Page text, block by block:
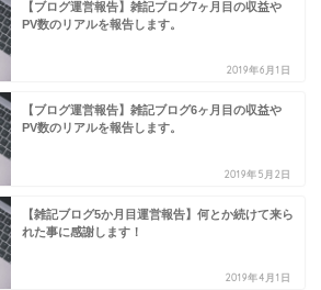
【ブログ運営報告】雑記ブログ7ヶ月目の収益や
PV数のリアルを報告します。
2019年6月1日
【ブログ運営報告】雑記ブログ6ヶ月目の収益や
PV数のリアルを報告します。
2019年5月2日
【雑記ブログ5か月目運営報告】何とか続けて来ら
れた事に感謝します！
2019年4月1日